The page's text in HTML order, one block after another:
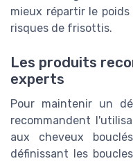
mieux répartir le
risques de frisottis.
Les produits
experts
Pour maintenir un
recommandent
aux cheveux
définissant les